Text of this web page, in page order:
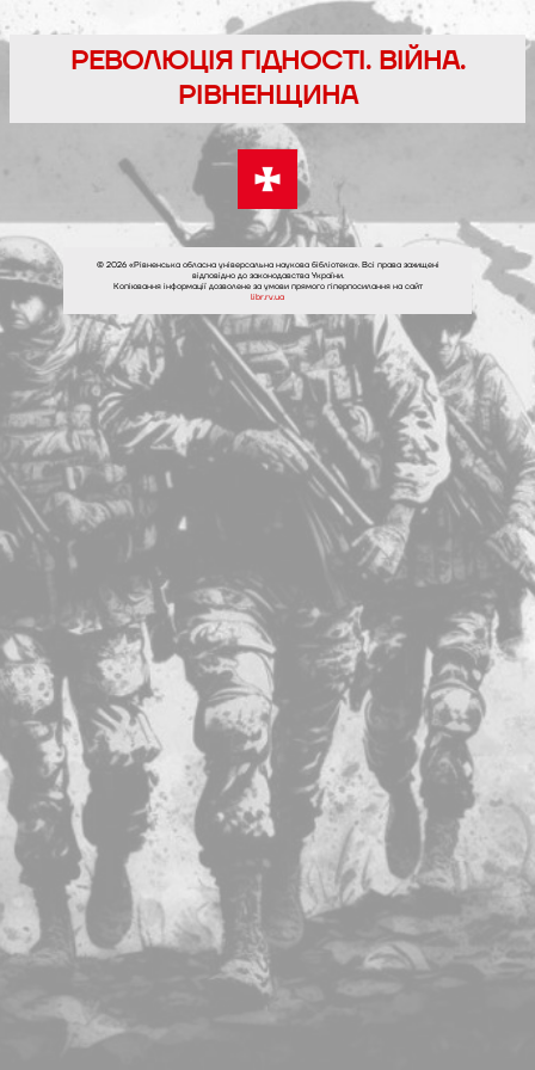
Перейти
до
РЕВОЛЮЦІЯ ГІДНОСТІ. ВІЙНА.
РІВНЕНЩИНА
© 2026 «Рівненська обласна універсальна наукова бібліотека». Всі права захищені
відповідно до законодавства України.
Копіювання інформації дозволене за умови прямого гіперпосилання на сайт
libr.rv.ua